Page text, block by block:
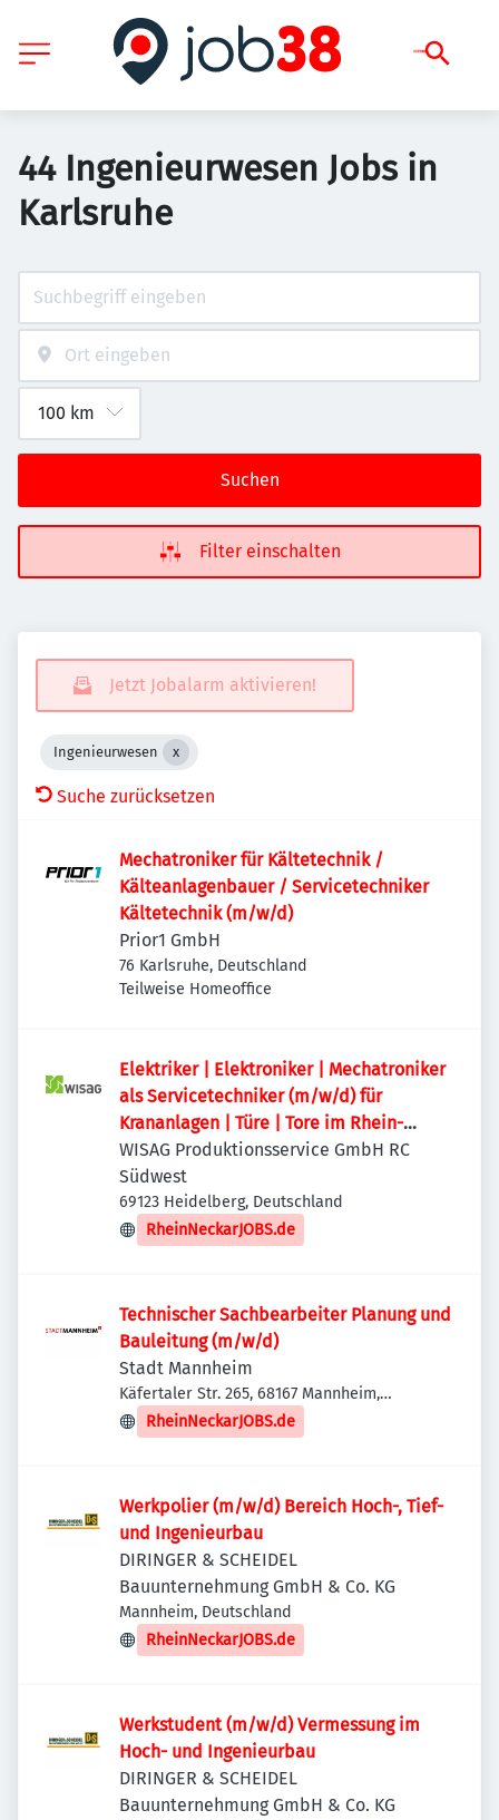
44 Ingenieurwesen Jobs in
Karlsruhe
Suchen
Filter einschalten
Jetzt Jobalarm aktivieren!
Ingenieurwesen
Suche zurücksetzen
Mechatroniker für Kältetechnik /
Kälteanlagenbauer / Servicetechniker
Kältetechnik (m/w/d)
Prior1 GmbH
76 Karlsruhe, Deutschland
Teilweise Homeoffice
Elektriker | Elektroniker | Mechatroniker
als Servicetechniker (m/w/d) für
Krananlagen | Türe | Tore im Rhein-
Neckar-Kreis
WISAG Produktionsservice GmbH RC
Südwest
69123 Heidelberg, Deutschland
RheinNeckarJOBS.de
Technischer Sachbearbeiter Planung und
Bauleitung (m/w/d)
Stadt Mannheim
Käfertaler Str. 265, 68167 Mannheim,
Deutschland
RheinNeckarJOBS.de
Werkpolier (m/w/d) Bereich Hoch-, Tief-
und Ingenieurbau
DIRINGER & SCHEIDEL
Bauunternehmung GmbH & Co. KG
Mannheim, Deutschland
RheinNeckarJOBS.de
Werkstudent (m/w/d) Vermessung im
Hoch- und Ingenieurbau
DIRINGER & SCHEIDEL
Bauunternehmung GmbH & Co. KG